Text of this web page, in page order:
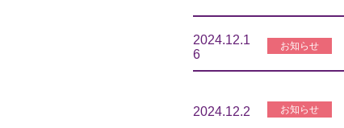
2024.12.1
6
お知らせ
2024.12.2 お知らせ